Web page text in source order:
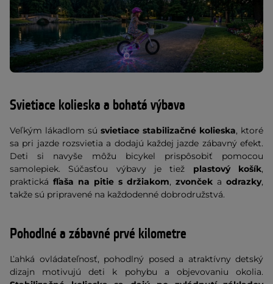
Svietiace kolieska a bohatá výbava
Veľkým lákadlom sú svietiace stabilizačné kolieska, ktoré
sa pri jazde rozsvietia a dodajú každej jazde zábavný efekt.
Deti si navyše môžu bicykel prispôsobiť pomocou
samolepiek. Súčasťou výbavy je tiež plastový košík,
praktická fľaša na pitie s držiakom, zvonček a odrazky,
takže sú pripravené na každodenné dobrodružstvá.
Pohodlné a zábavné prvé kilometre
Ľahká ovládateľnosť, pohodlný posed a atraktívny detský
dizajn motivujú deti k pohybu a objevovaniu okolia.